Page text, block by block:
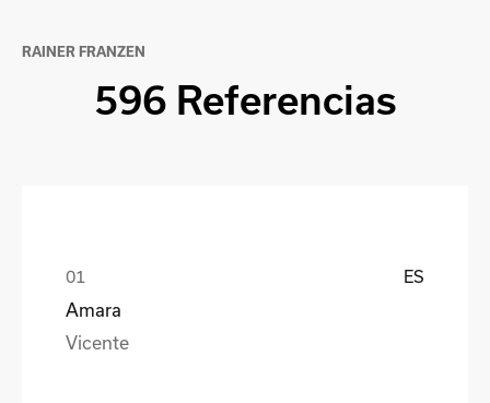
RAINER FRANZEN
596 Referencias
ES
Amara
Vicente